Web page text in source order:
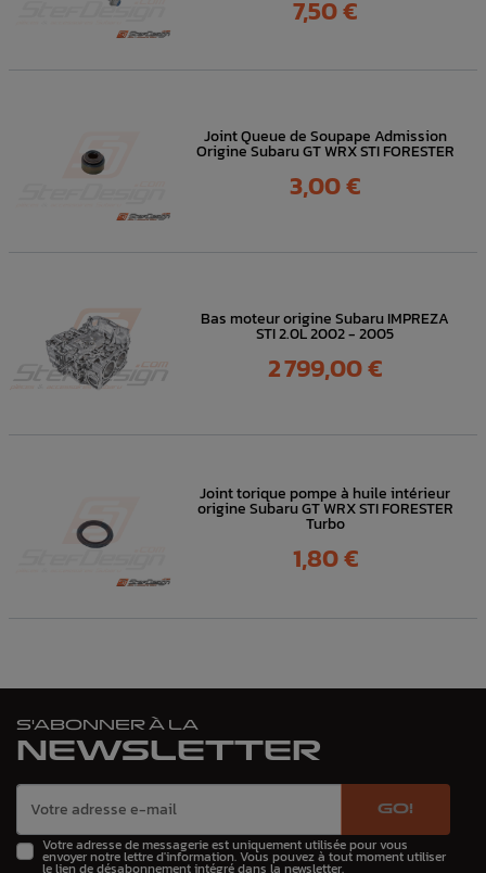
7,50 €
Joint Queue de Soupape Admission
Origine Subaru GT WRX STI FORESTER
Prix
3,00 €
Bas moteur origine Subaru IMPREZA
STI 2.0L 2002 - 2005
Prix
2 799,00 €
Joint torique pompe à huile intérieur
origine Subaru GT WRX STI FORESTER
Turbo
Prix
1,80 €
S'ABONNER À LA
NEWSLETTER
GO!
Votre adresse de messagerie est uniquement utilisée pour vous
envoyer notre lettre d'information. Vous pouvez à tout moment utiliser
le lien de désabonnement intégré dans la newsletter.